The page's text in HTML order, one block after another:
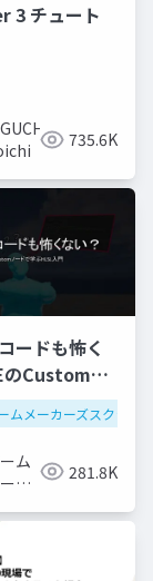
3 チュート
735.6K
ードも怖く
のCustomノ
HLSL入門
ムメーカーズスクラン
ム
カ
281.8K